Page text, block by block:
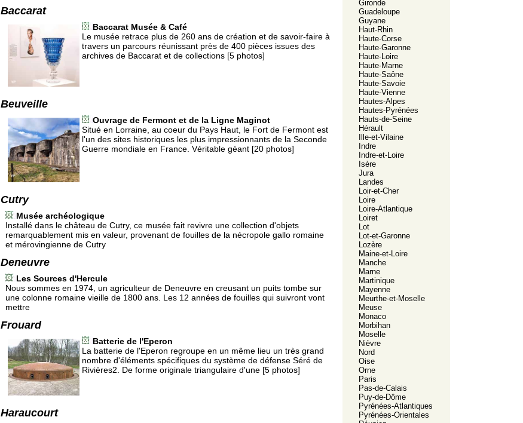
Gironde
Guadeloupe
Guyane
Haut-Rhin
Haute-Corse
Haute-Garonne
Haute-Loire
Haute-Marne
Haute-Saône
Haute-Savoie
Haute-Vienne
Hautes-Alpes
Hautes-Pyrénées
Hauts-de-Seine
Hérault
Ille-et-Vilaine
Indre
Indre-et-Loire
Isère
Jura
Landes
Loir-et-Cher
Loire
Loire-Atlantique
Loiret
Lot
Lot-et-Garonne
Lozère
Maine-et-Loire
Manche
Marne
Martinique
Mayenne
Meurthe-et-Moselle
Meuse
Monaco
Morbihan
Moselle
Nièvre
Nord
Oise
Orne
Paris
Pas-de-Calais
Puy-de-Dôme
Pyrénées-Atlantiques
Pyrénées-Orientales
Baccarat
Baccarat Musée & Café
Le musée retrace plus de 260 ans de création et de savoir-faire à
travers un parcours réunissant près de 400 pièces issues des
archives de Baccarat et de collections [5 photos]
Beuveille
Ouvrage de Fermont et de la Ligne Maginot
Situé en Lorraine, au coeur du Pays Haut, le Fort de Fermont est
l'un des sites historiques les plus impressionnants de la Seconde
Guerre mondiale en France. Véritable géant [20 photos]
Cutry
Musée archéologique
Installé dans le château de Cutry, ce musée fait revivre une collection d'objets
remarquablement mis en valeur, provenant de fouilles de la nécropole gallo romaine
et mérovingienne de Cutry
Deneuvre
Les Sources d'Hercule
Nous sommes en 1974, un agriculteur de Deneuvre en creusant un puits tombe sur
une colonne romaine vieille de 1800 ans. Les 12 années de fouilles qui suivront vont
mettre
Frouard
Batterie de l'Eperon
La batterie de l'Eperon regroupe en un même lieu un très grand
nombre d'éléments spécifiques du système de défense Séré de
Rivières2. De forme originale triangulaire d'une [5 photos]
Haraucourt